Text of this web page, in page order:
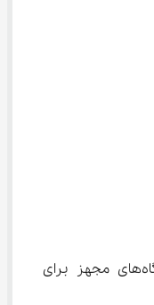
دانشگاه تربت حیدریه دارای خوابگاه‌های مجهز برای